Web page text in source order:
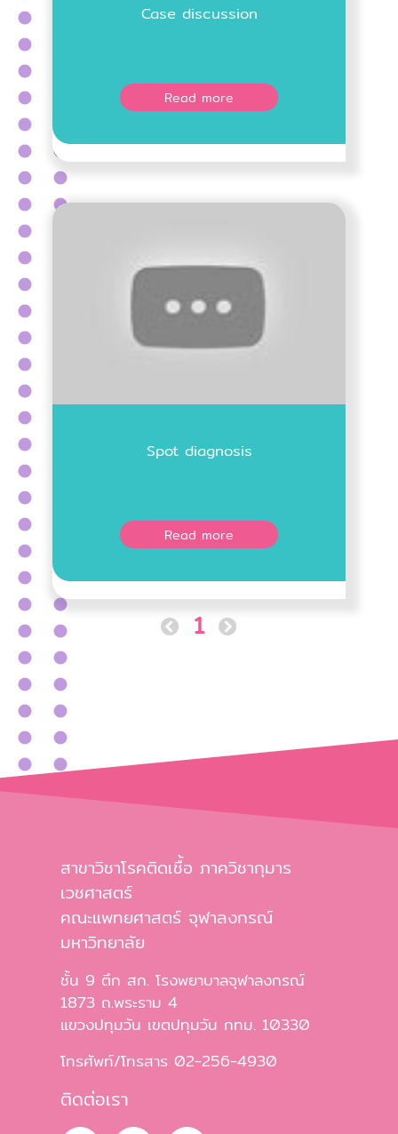
Case discussion
Read more
Spot diagnosis
Read more
1
สาขาวิชาโรคติดเชื้อ ภาควิชากุมาร
เวชศาสตร์
คณะแพทยศาสตร์ จุฬาลงกรณ์
มหาวิทยาลัย
ชั้น 9 ตึก สก. โรงพยาบาลจุฬาลงกรณ์
1873 ถ.พระราม 4
แขวงปทุมวัน เขตปทุมวัน กทม. 10330
โทรศัพท์/โทรสาร 02-256-4930
ติดต่อเรา